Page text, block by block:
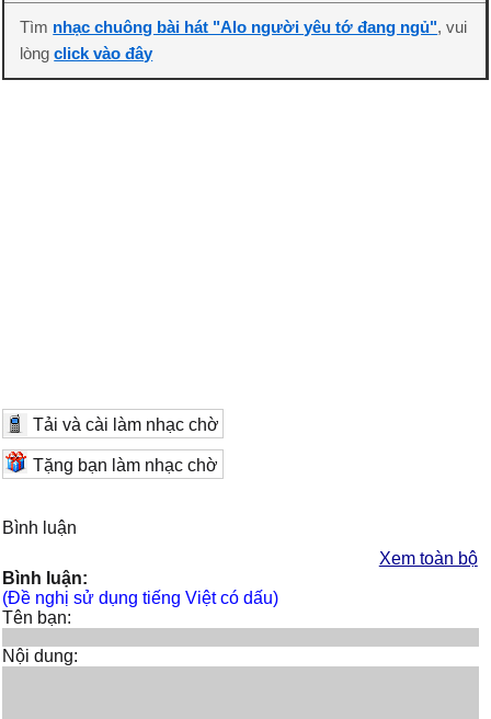
Tìm nhạc chuông bài hát "Alo người yêu tớ đang ngủ", vui
lòngclick vào đây
Tải và cài làm nhạc chờ
Tặng bạn làm nhạc chờ
Bình luận
Xem toàn bộ
Bình luận:
(Đề nghị sử dụng tiếng Việt có dấu)
Tên bạn:
Nội dung: